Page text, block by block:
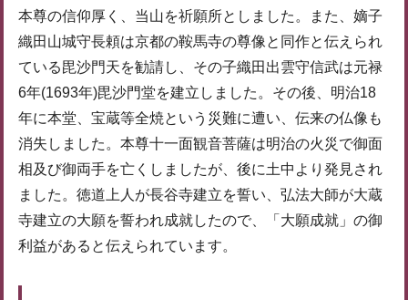
本尊の信仰厚く、当山を祈願所としました。また、嫡子
織田山城守長頼は京都の鞍馬寺の尊像と同作と伝えられ
ている毘沙門天を勧請し、その子織田出雲守信武は元禄
6年(1693年)毘沙門堂を建立しました。その後、明治18
年に本堂、宝蔵等全焼という災難に遭い、伝来の仏像も
消失しました。本尊十一面観音菩薩は明治の火災で御面
相及び御両手を亡くしましたが、後に土中より発見され
ました。徳道上人が長谷寺建立を誓い、弘法大師が大蔵
寺建立の大願を誓われ成就したので、「大願成就」の御
利益があると伝えられています。